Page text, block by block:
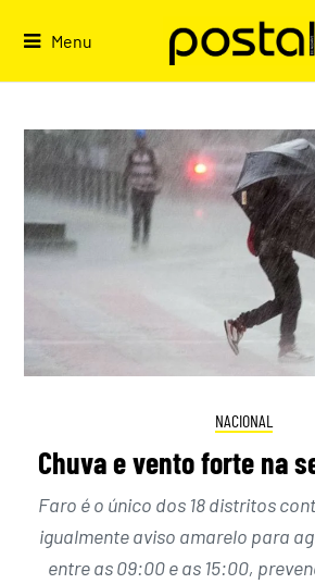
Menu
NACIONAL
Chuva e vento forte na
Faro é o único dos 18 distritos
igualmente aviso amarelo para
entre as 09:00 e as 15:00,